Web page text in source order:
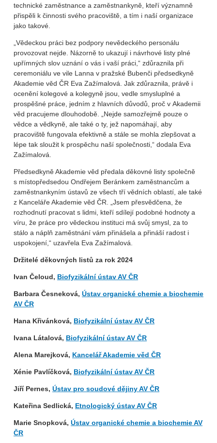
technické zaměstnance a zaměstnankyně, kteří významně
přispěli k činnosti svého pracoviště, a tím i naší organizace
jako takové.
„Vědeckou práci bez podpory nevědeckého personálu
provozovat nejde. Názorně to ukazují i návrhové listy plné
upřímných slov uznání o vás i vaší práci,“ zdůraznila při
ceremoniálu ve vile Lanna v pražské Bubenči předsedkyně
Akademie věd ČR Eva Zažímalová. Jak zdůraznila, právě i
ocenění kolegové a kolegyně jsou, vedle smysluplné a
prospěšné práce, jedním z hlavních důvodů, proč v Akademii
věd pracujeme dlouhodobě. „Nejde samozřejmě pouze o
vědce a vědkyně, ale také o ty, jež napomáhají, aby
pracoviště fungovala efektivně a stále se mohla zlepšovat a
lépe tak sloužit k prospěchu naší společnosti,“ dodala Eva
Zažímalová.
Předsedkyně Akademie věd předala děkovné listy společně
s místopředsedou Ondřejem Beránkem zaměstnancům a
zaměstnankyním ústavů ze všech tří vědních oblastí, ale také
z Kanceláře Akademie věd ČR. „Jsem přesvědčena, že
rozhodnutí pracovat s lidmi, kteří sdílejí podobné hodnoty a
víru, že práce pro vědeckou instituci má svůj smysl, za to
stálo a náplň zaměstnání vám přinášela a přináší radost i
uspokojení,“ uzavřela Eva Zažímalová.
Držitelé děkovných listů za rok 2024
Ivan Čeloud, Biofyzikální ústav AV ČR
Barbara Česneková, Ústav organické chemie a biochemie
AV ČR
Hana Křivánková, Biofyzikální ústav AV ČR
Ivana Látalová, Biofyzikální ústav AV ČR
Alena Marejková, Kancelář Akademie věd ČR
Xénie Pavlíčková, Biofyzikální ústav AV ČR
Jiří Pernes, Ústav pro soudové dějiny AV ČR
Kateřina Sedlická, Etnologický ústav AV ČR
Marie Snopková, Ústav organické chemie a biochemie AV
ČR